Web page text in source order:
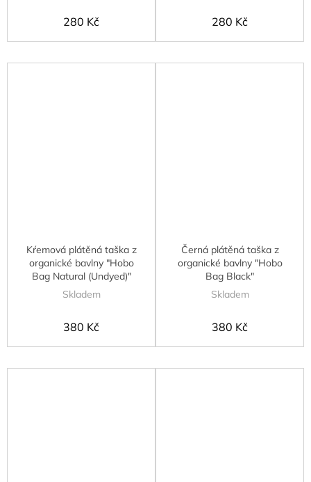
280 Kč 280 Kč
Kŕemová plátěná taška z
organické bavlny "Hobo
Bag Natural (Undyed)"
Skladem
380 Kč
Černá plátěná taška z
organické bavlny "Hobo
Bag Black"
Skladem
380 Kč